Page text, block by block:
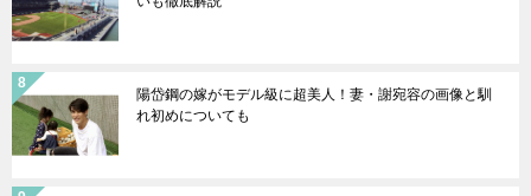
陽岱鋼の嫁がモデル級に超美人！妻・謝宛容の画像と馴
れ初めについても